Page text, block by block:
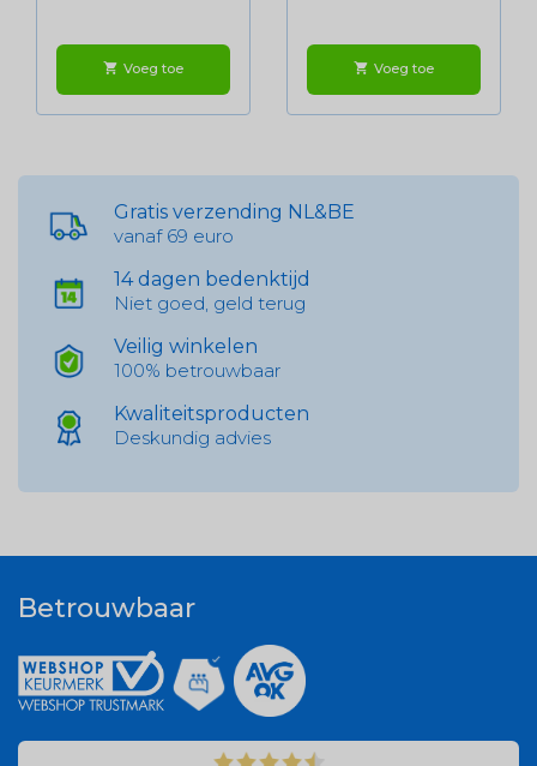
shopping_cart Voeg toe shopping_cart Voeg toe
Gratis verzending NL&BE
vanaf 69 euro
14 dagen bedenktijd
Niet goed, geld terug
Veilig winkelen
100% betrouwbaar
Kwaliteitsproducten
Deskundig advies
Betrouwbaar